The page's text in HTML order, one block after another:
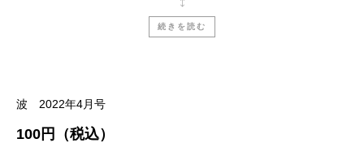
「あの胸」は、いま……
遠藤周作『善人たち』
続きを読む
波 2022年4月号
100円（税込）